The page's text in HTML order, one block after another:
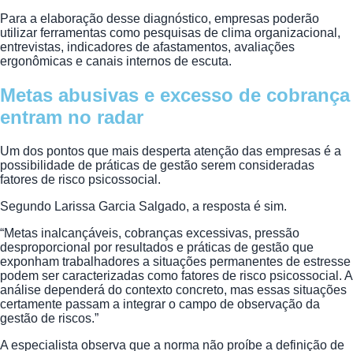
Para a elaboração desse diagnóstico, empresas poderão
utilizar ferramentas como pesquisas de clima organizacional,
entrevistas, indicadores de afastamentos, avaliações
ergonômicas e canais internos de escuta.
Metas abusivas e excesso de cobrança
entram no radar
Um dos pontos que mais desperta atenção das empresas é a
possibilidade de práticas de gestão serem consideradas
fatores de risco psicossocial.
Segundo Larissa Garcia Salgado, a resposta é sim.
“Metas inalcançáveis, cobranças excessivas, pressão
desproporcional por resultados e práticas de gestão que
exponham trabalhadores a situações permanentes de estresse
podem ser caracterizadas como fatores de risco psicossocial. A
análise dependerá do contexto concreto, mas essas situações
certamente passam a integrar o campo de observação da
gestão de riscos.”
A especialista observa que a norma não proíbe a definição de